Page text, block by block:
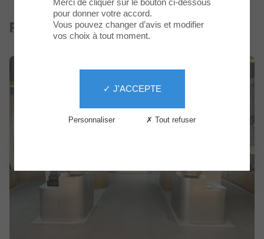
Loisirs
Services
POP UP STORE Ouvert
pour donner votre accord.
Vous pouvez changer d’avis et modifier
vos choix à tout moment.
✓ J'ACCEPTE
✗ Tout refuser
Personnaliser